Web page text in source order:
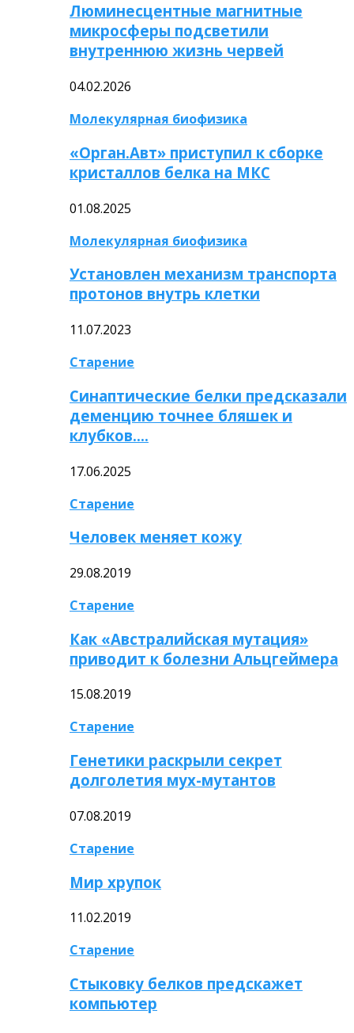
Люминесцентные магнитные
микросферы подсветили
внутреннюю жизнь червей
04.02.2026
Молекулярная биофизика
«Орган.Авт» приступил к сборке
кристаллов белка на МКС
01.08.2025
Молекулярная биофизика
Установлен механизм транспорта
протонов внутрь клетки
11.07.2023
Старение
Синаптические белки предсказали
деменцию точнее бляшек и
клубков….
17.06.2025
Старение
Человек меняет кожу
29.08.2019
Старение
Как «Австралийская мутация»
приводит к болезни Альцгеймера
15.08.2019
Старение
Генетики раскрыли секрет
долголетия мух-мутантов
07.08.2019
Старение
Мир хрупок
11.02.2019
Старение
Стыковку белков предскажет
компьютер